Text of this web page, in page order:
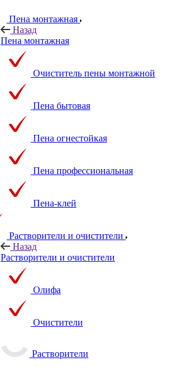
Пена монтажная
Назад
Пена монтажная
Очиститель пены монтажной
Пена бытовая
Пена огнестойкая
Пена профессиональная
Пена-клей
Растворители и очистители
Назад
Растворители и очистители
Олифа
Очистители
Растворители